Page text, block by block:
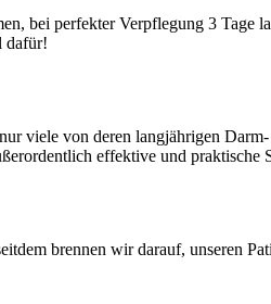
bei perfekter Verpflegung 3 Tage
dafür!
viele von deren langjährigen
effektive und praktische
brennen wir darauf, unseren